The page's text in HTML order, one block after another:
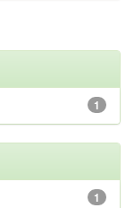
1
1